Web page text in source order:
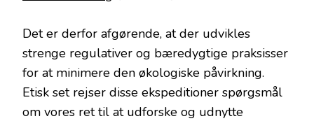
Det er derfor afgørende, at der udvikles
strenge regulativer og bæredygtige praksisser
for at minimere den økologiske påvirkning.
Etisk set rejser disse ekspeditioner spørgsmål
om vores ret til at udforske og udnytte